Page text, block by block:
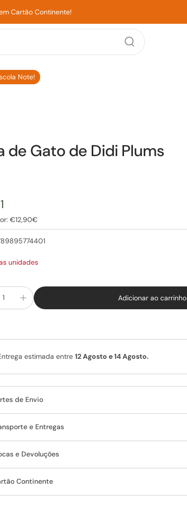
Cartão Continente!
Note!
de Gato de Didi Plums
€12,90€
unidades
Adicionar ao carrinho
estimada entre 12 Agosto e 14 Agosto.
de Envio
e Entregas
e Devoluções
Continente